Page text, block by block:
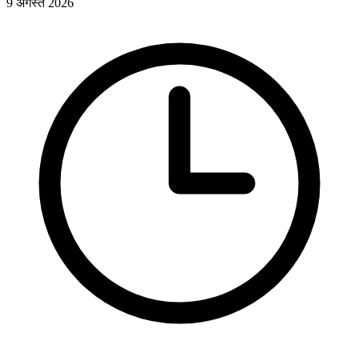
9 अगस्त 2026